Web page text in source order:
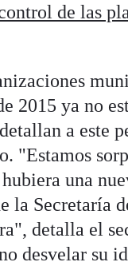
de las
2015 ya no
a este
"Estamos
una
la Secretaría
detalla el
desvelar su